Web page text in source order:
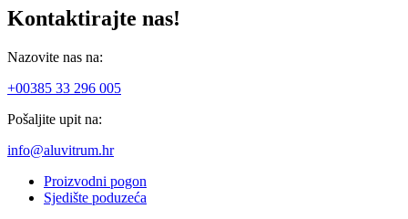
Kontaktirajte nas!
Nazovite nas na:
+00385 33 296 005
Pošaljite upit na:
info@aluvitrum.hr
Proizvodni pogon
Sjedište poduzeća